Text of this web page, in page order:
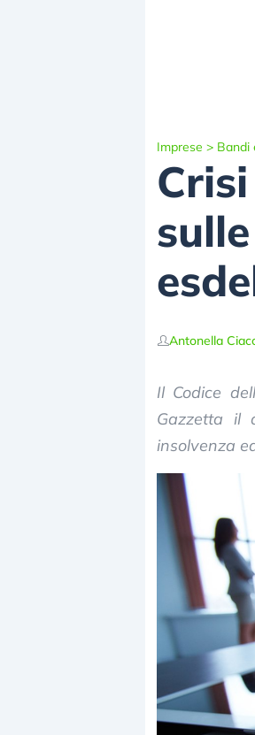
Imprese > Bandi
Antonella
Il Codice
Gazzetta il
insolvenza